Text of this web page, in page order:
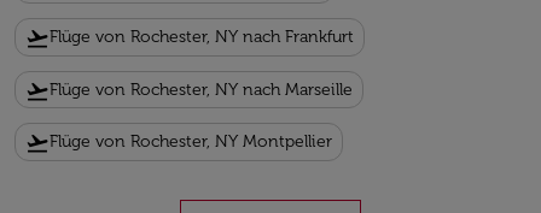
flight_takeoffFlüge von Rochester, NY nach Frankfurt
flight_takeoffFlüge von Rochester, NY nach Marseille
flight_takeoffFlüge von Rochester, NY Montpellier